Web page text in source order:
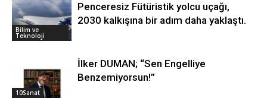
Bilim ve
Teknoloji
Penceresiz Fütüristik yolcu uçağı,
2030 kalkışına bir adım daha yaklaştı.
10Sanat
İlker DUMAN; “Sen Engelliye
Benzemiyorsun!”